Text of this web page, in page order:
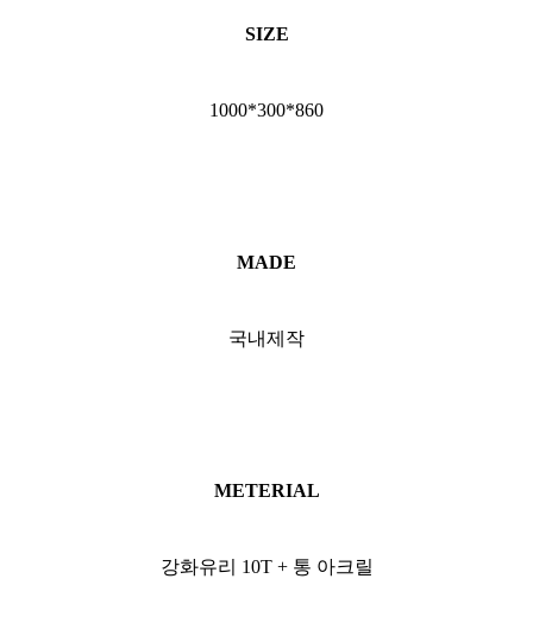
SIZE
1000*300*860
MADE
국내제작
METERIAL
강화유리 10T + 통 아크릴